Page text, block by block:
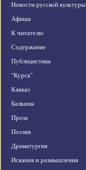
Новости русской культуры
Афиша
К читателю
Содержание
Публицистика
"Курск"
Кавказ
Балканы
Проза
Поэзия
Драматургия
Искания и размышления